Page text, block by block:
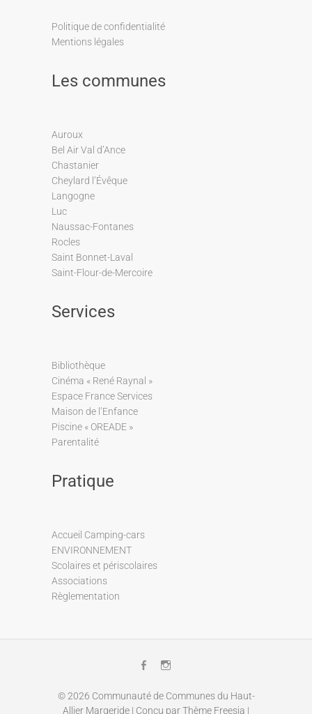
Politique de confidentialité
Mentions légales
Les communes
Auroux
Bel Air Val d’Ance
Chastanier
Cheylard l’Évêque
Langogne
Luc
Naussac-Fontanes
Rocles
Saint Bonnet-Laval
Saint-Flour-de-Mercoire
Services
Bibliothèque
Cinéma « René Raynal »
Espace France Services
Maison de l’Enfance
Piscine « OREADE »
Parentalité
Pratique
Accueil Camping-cars
ENVIRONNEMENT
Scolaires et périscolaires
Associations
Règlementation
FacebookInstagram
© 2026 Communauté de Communes du Haut-
Allier Margeride | Conçu parThème Freesia |